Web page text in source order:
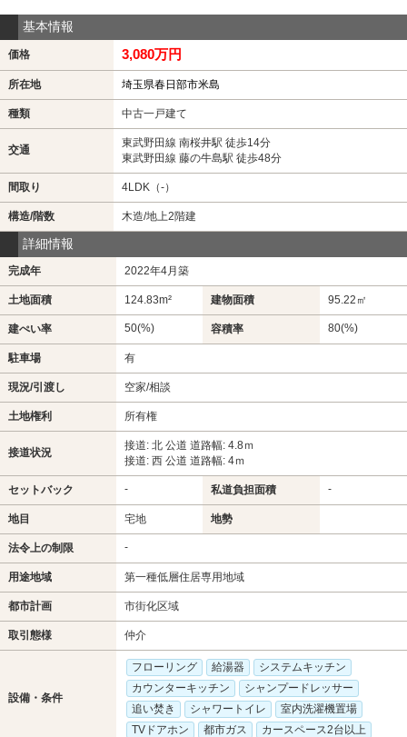
基本情報
価格 3,080万円
所在地 埼玉県春日部市米島
種類 中古一戸建て
交通
東武野田線 南桜井駅 徒歩14分
東武野田線 藤の牛島駅 徒歩48分
間取り 4LDK（-）
構造/階数 木造/地上2階建
詳細情報
完成年 2022年4月築
土地面積 124.83m² 建物面積 95.22㎡
建ぺい率 50(%) 容積率 80(%)
駐車場 有
現況/引渡し 空家/相談
土地権利 所有権
接道状況
接道: 北 公道 道路幅: 4.8ｍ
接道: 西 公道 道路幅: 4ｍ
セットバック - 私道負担面積 -
地目 宅地 地勢
法令上の制限 -
用途地域 第一種低層住居専用地域
都市計画 市街化区域
取引態様 仲介
設備・条件
フローリング 給湯器
システムキッチン
カウンターキッチン
シャンプードレッサー
追い焚き
シャワートイレ
室内洗濯機置場
TVドアホン
都市ガス カースペース2台以上